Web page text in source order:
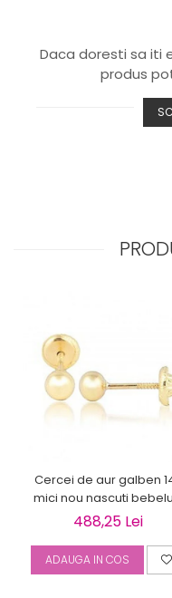
Daca doresti sa iti
produs
Cercei de aur galben
mici nou nascuti
Bilute 4mm
488,25 Lei
ADAUGA IN COS